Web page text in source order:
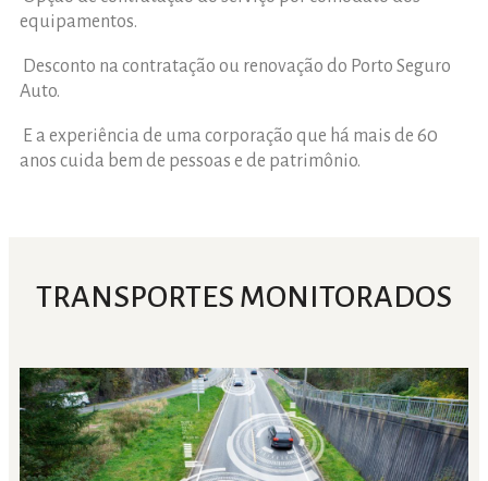
equipamentos.
Desconto na contratação ou renovação do Porto Seguro
Auto.
E a experiência de uma corporação que há mais de 60
anos cuida bem de pessoas e de patrimônio.
TRANSPORTES MONITORADOS